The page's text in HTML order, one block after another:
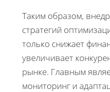
Таким образом,
стратегий
только снижает
увеличивает
рынке. Главным
мониторинг и